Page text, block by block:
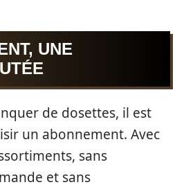
UNE
de dosettes, il est
un abonnement. Avec
sans
et sans